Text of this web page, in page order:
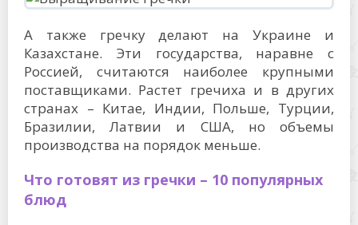
А также гречку делают на Украине и
Казахстане. Эти государства, наравне с
Россией, считаются наиболее крупными
поставщиками. Растет гречиха и в других
странах – Китае, Индии, Польше, Турции,
Бразилии, Латвии и США, но объемы
производства на порядок меньше.
Что готовят из гречки – 10 популярных
блюд